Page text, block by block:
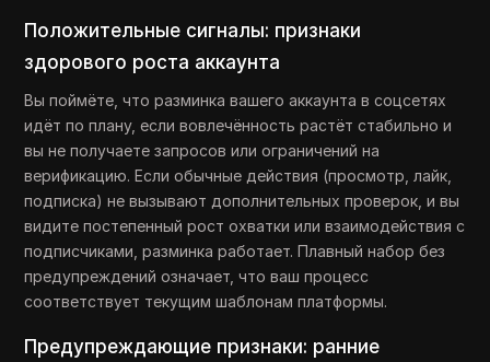
Положительные сигналы: признаки
здорового роста аккаунта
Вы поймёте, что разминка вашего аккаунта в соцсетях
идёт по плану, если вовлечённость растёт стабильно и
вы не получаете запросов или ограничений на
верификацию. Если обычные действия (просмотр, лайк,
подписка) не вызывают дополнительных проверок, и вы
видите постепенный рост охватки или взаимодействия с
подписчиками, разминка работает. Плавный набор без
предупреждений означает, что ваш процесс
соответствует текущим шаблонам платформы.
Предупреждающие признаки: ранние